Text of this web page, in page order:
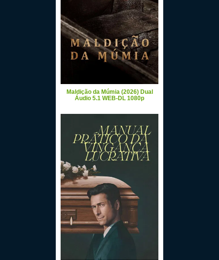
Maldição da Múmia (2026) Dual
Áudio 5.1 WEB-DL 1080p